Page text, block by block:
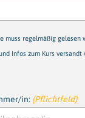
muss regelmäßig gelesen
Infos zum Kurs versandt
in: (Pflichtfeld)